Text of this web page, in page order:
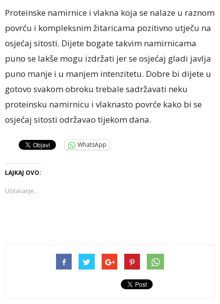
Proteinske namirnice i vlakna koja se nalaze u raznom
povrću i kompleksnim žitaricama pozitivno utječu na
osjećaj sitosti. Dijete bogate takvim namirnicama
puno se lakše mogu izdržati jer se osjećaj gladi javlja
puno manje i u manjem intenzitetu. Dobre bi dijete u
gotovo svakom obroku trebale sadržavati neku
proteinsku namirnicu i vlaknasto povrće kako bi se
osjećaj sitosti održavao tijekom dana.
WhatsApp
LAJKAJ OVO:
Učitavanje...